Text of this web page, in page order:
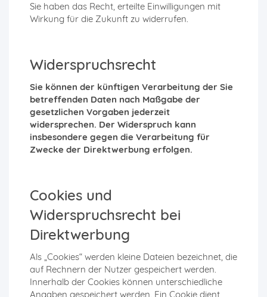
Sie haben das Recht, erteilte Einwilligungen mit
Wirkung für die Zukunft zu widerrufen.
Widerspruchsrecht
Sie können der künftigen Verarbeitung der Sie
betreffenden Daten nach Maßgabe der
gesetzlichen Vorgaben jederzeit
widersprechen. Der Widerspruch kann
insbesondere gegen die Verarbeitung für
Zwecke der Direktwerbung erfolgen.
Cookies und
Widerspruchsrecht bei
Direktwerbung
Als „Cookies“ werden kleine Dateien bezeichnet, die
auf Rechnern der Nutzer gespeichert werden.
Innerhalb der Cookies können unterschiedliche
Angaben gespeichert werden. Ein Cookie dient